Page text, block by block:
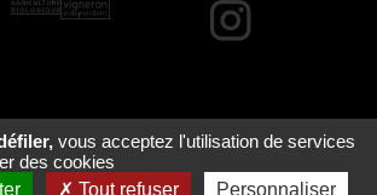
vous acceptez l'utilisation de services
des cookies
Tout refuser Personnaliser